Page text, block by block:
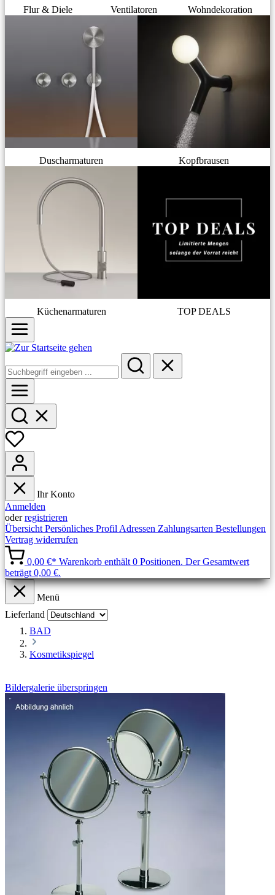
Flur & Diele Ventilatoren Wohndekoration
Duscharmaturen Kopfbrausen
Küchenarmaturen TOP DEALS
Ihr Konto
Anmelden
oderregistrieren
Übersicht Persönliches Profil Adressen Zahlungsarten Bestellungen
Vertrag widerrufen
0,00 €* Warenkorb enthält 0 Positionen. Der Gesamtwert
beträgt 0,00 €.
Menü
Lieferland
BAD
Kosmetikspiegel
Bildergalerie überspringen